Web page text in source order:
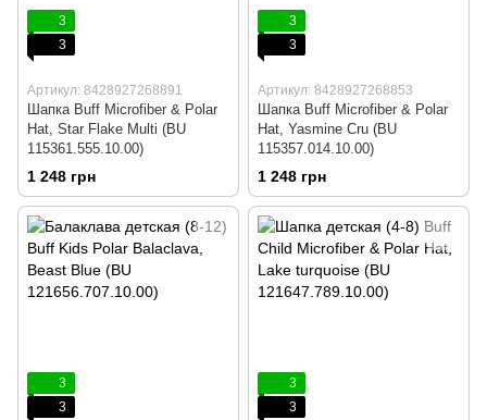
3
3
Артикул: 8428927268891
Шапка Buff Microfiber & Polar
Hat, Star Flake Multi (BU
115361.555.10.00)
1 248 грн
3
3
Артикул: 8428927268853
Шапка Buff Microfiber & Polar
Hat, Yasmine Cru (BU
115357.014.10.00)
1 248 грн
3
3
3
3